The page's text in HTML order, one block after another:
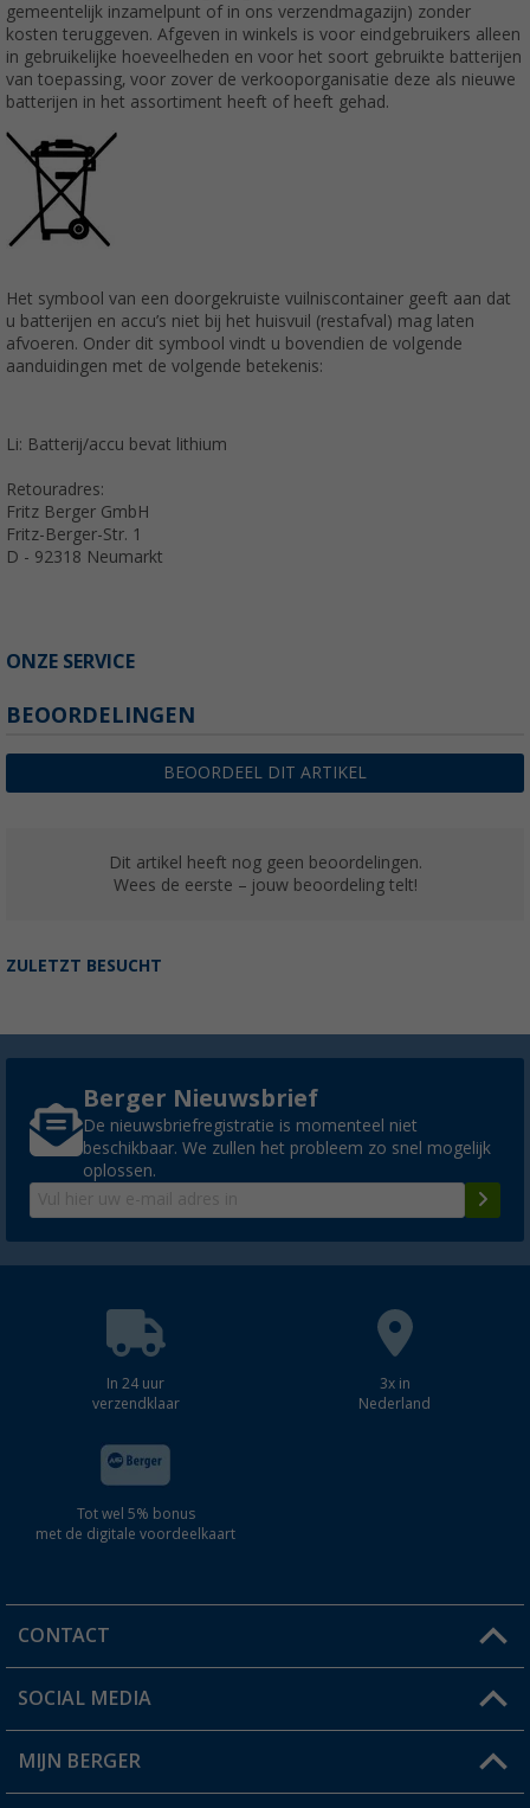
gemeentelijk inzamelpunt of in ons verzendmagazijn) zonder
kosten teruggeven. Afgeven in winkels is voor eindgebruikers alleen
in gebruikelijke hoeveelheden en voor het soort gebruikte batterijen
van toepassing, voor zover de verkooporganisatie deze als nieuwe
batterijen in het assortiment heeft of heeft gehad.
Het symbool van een doorgekruiste vuilniscontainer geeft aan dat
u batterijen en accu’s niet bij het huisvuil (restafval) mag laten
afvoeren. Onder dit symbool vindt u bovendien de volgende
aanduidingen met de volgende betekenis:
Li: Batterij/accu bevat lithium
Retouradres:
Fritz Berger GmbH
Fritz-Berger-Str. 1
D - 92318 Neumarkt
ONZE SERVICE
BEOORDELINGEN
BEOORDEEL DIT ARTIKEL
Dit artikel heeft nog geen beoordelingen.
Wees de eerste – jouw beoordeling telt!
ZULETZT BESUCHT
Berger Nieuwsbrief
De nieuwsbriefregistratie is momenteel niet
beschikbaar. We zullen het probleem zo snel mogelijk
oplossen.
In 24 uur
verzendklaar
3x in
Nederland
Tot wel 5% bonus
met de digitale voordeelkaart
CONTACT
Een vraag?
Winkel vinden
SOCIAL MEDIA
MIJN BERGER